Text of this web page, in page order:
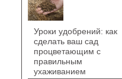
Уроки удобрений: как
сделать ваш сад
процветающим с
правильным
ухаживанием